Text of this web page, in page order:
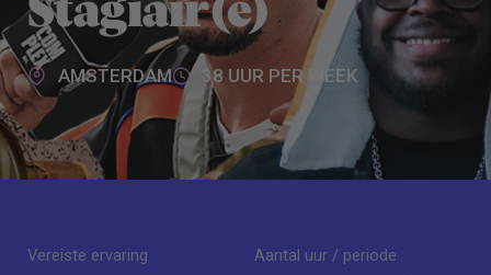
Stagiair(e)
AMSTERDAM 38 UUR PER WEEK
Vereiste ervaring Aantal uur / periode